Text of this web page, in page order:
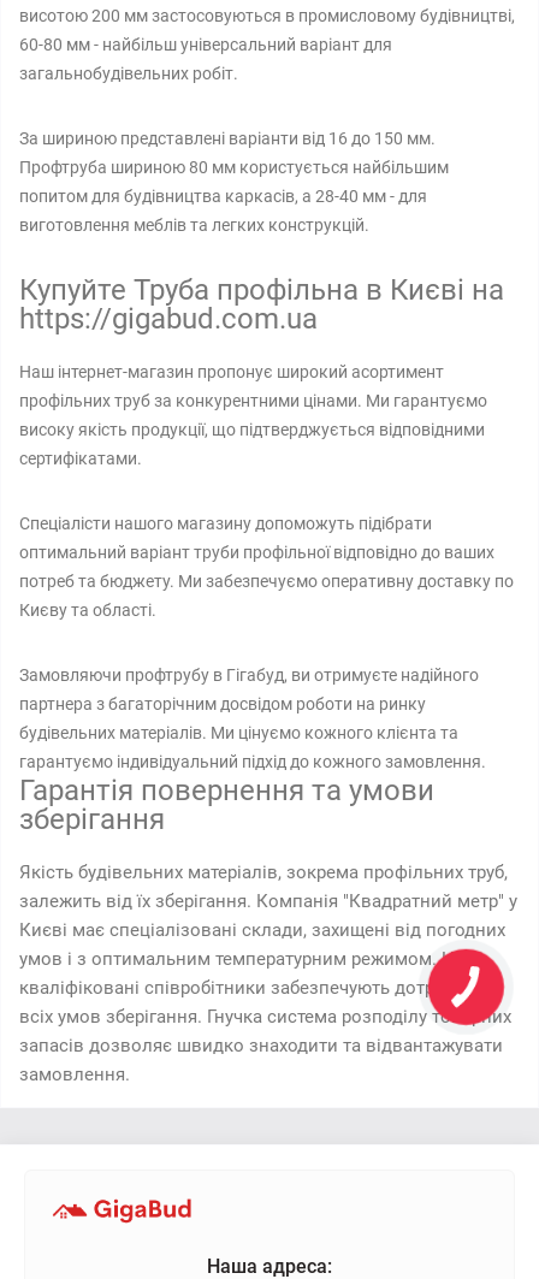
висотою 200 мм застосовуються в промисловому будівництві,
60-80 мм - найбільш універсальний варіант для
загальнобудівельних робіт.
За шириною представлені варіанти від 16 до 150 мм.
Профтруба шириною 80 мм користується найбільшим
попитом для будівництва каркасів, а 28-40 мм - для
виготовлення меблів та легких конструкцій.
Купуйте Труба профільна в Києві на
https://gigabud.com.ua
Наш інтернет-магазин пропонує широкий асортимент
профільних труб за конкурентними цінами. Ми гарантуємо
високу якість продукції, що підтверджується відповідними
сертифікатами.
Спеціалісти нашого магазину допоможуть підібрати
оптимальний варіант труби профільної відповідно до ваших
потреб та бюджету. Ми забезпечуємо оперативну доставку по
Києву та області.
Замовляючи профтрубу в Гігабуд, ви отримуєте надійного
партнера з багаторічним досвідом роботи на ринку
будівельних матеріалів. Ми цінуємо кожного клієнта та
гарантуємо індивідуальний підхід до кожного замовлення.
Гарантія повернення та умови
зберігання
Якість будівельних матеріалів, зокрема профільних труб,
залежить від їх зберігання. Компанія "Квадратний метр" у
Києві має спеціалізовані склади, захищені від погодних
умов і з оптимальним температурним режимом. Наші
кваліфіковані співробітники забезпечують дотримання
всіх умов зберігання. Гнучка система розподілу товарних
запасів дозволяє швидко знаходити та відвантажувати
замовлення.
Наша адреса: